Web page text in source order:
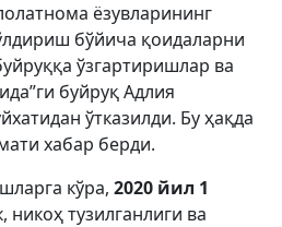
ёзувларининг
бўйича қоидаларни
ўзгартиришлар ва
буйруқ Адлия
ўтказилди. Бу ҳақда
хабар берди.
кўра, 2020 йил 1
никоҳ тузилганлиги ва